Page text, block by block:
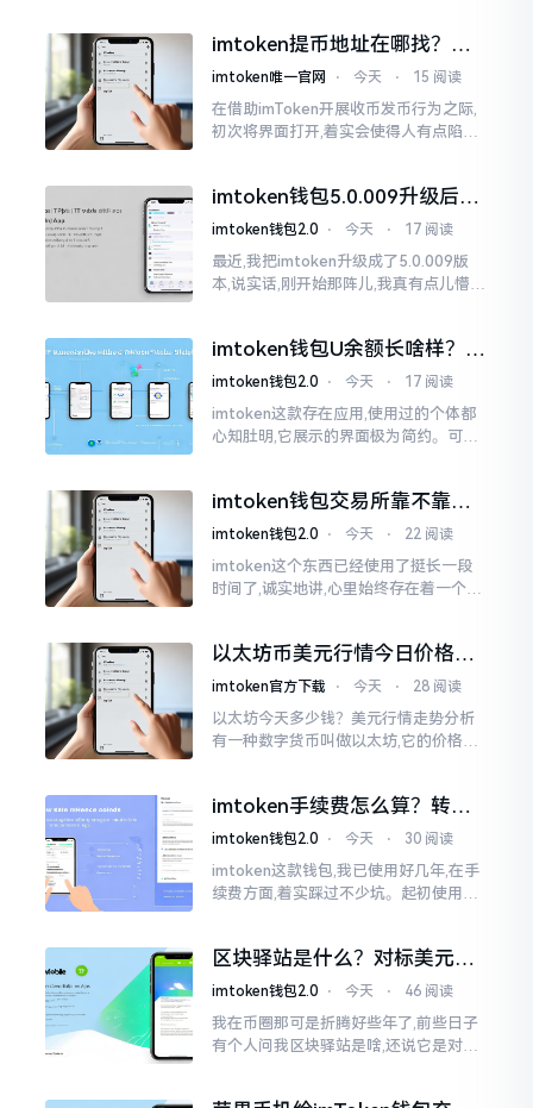
imtoken提币地址在哪找？手
把手教你快速查看
imtoken唯一官网 ⋅ 今天 ⋅ 15 阅读
在借助imToken开展收币发币行为之际,
初次将界面打开,着实会使得人有点陷入
imtoken钱包5.0.009升级后咋
用？老用户实测分享
imtoken钱包2.0 ⋅ 今天 ⋅ 17 阅读
最近,我把imtoken升级成了5.0.009版
本,说实话,刚开始那阵儿,我真有点儿懵,
imtoken钱包U余额长啥样？截
图这样看
imtoken钱包2.0 ⋅ 今天 ⋅ 17 阅读
imtoken这款存在应用,使用过的个体都
心知肚明,它展示的界面极为简约。可是,
imtoken钱包交易所靠不靠
谱？老玩家说说心里话
imtoken钱包2.0 ⋅ 今天 ⋅ 22 阅读
imtoken这个东西已经使用了挺长一段
时间了,诚实地讲,心里始终存在着一个疙
这个事情
以太坊币美元行情今日价格走
势分析，散户如何避免追涨杀
imtoken官方下载 ⋅ 今天 ⋅ 28 阅读
以太坊今天多少钱？美元行情走势分析
有一种数字货币叫做以太坊,它的价格走
率出现的一点点波动
imtoken手续费怎么算？转账
和交易所差别大了
imtoken钱包2.0 ⋅ 今天 ⋅ 30 阅读
imtoken这款钱包,我已使用好几年,在手
续费方面,着实踩过不少坑。起初使用时,
明白
区块驿站是什么？对标美元的
ETH到底咋回事
imtoken钱包2.0 ⋅ 今天 ⋅ 46 阅读
我在币圈那可是折腾好些年了,前些日子
有个人问我区块驿站是啥,还说它是对标